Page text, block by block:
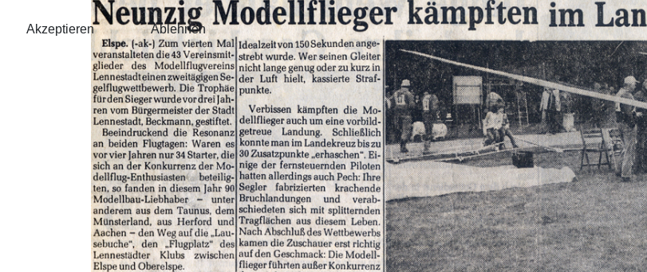
Akzeptieren Ablehnen